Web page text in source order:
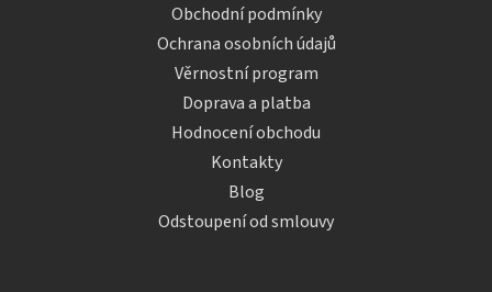
Obchodní podmínky
Ochrana osobních údajů
Věrnostní program
Doprava a platba
Hodnocení obchodu
Kontakty
Blog
Odstoupení od smlouvy